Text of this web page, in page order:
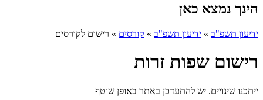
הינך נמצא כאן
ידיעון תשפ"ב » ידיעון תשפ"ב » קורסים » רישום לקורסים
רישום שפות זרות
ייתכנו שינויים. יש להתעדכן באתר באופן שוטף